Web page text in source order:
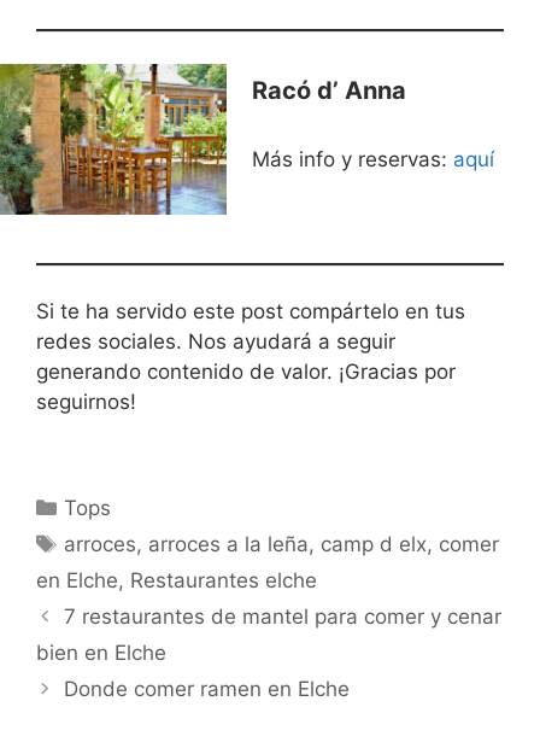
Racó d’ Anna
Más info y reservas: aquí
Si te ha servido este post compártelo en tus
redes sociales. Nos ayudará a seguir
generando contenido de valor. ¡Gracias por
seguirnos!
Categorías
Tops
Etiquetas
arroces, arroces a la leña, camp d elx, comer
en Elche, Restaurantes elche
7 restaurantes de mantel para comer y cenar
bien en Elche
Donde comer ramen en Elche